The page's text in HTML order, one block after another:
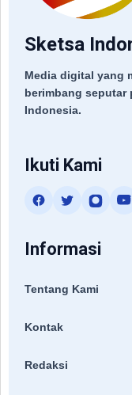
Sketsa
Media digital yang
berimbang seputar
Indonesia.
Ikuti Kami
Informasi
Tentang Kami
Kontak
Redaksi